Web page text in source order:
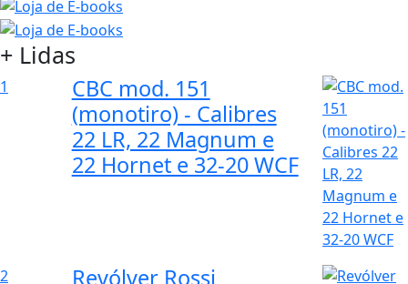
+ Lidas
1
CBC mod. 151
(monotiro) - Calibres
22 LR, 22 Magnum e
22 Hornet e 32-20 WCF
2
Revólver Rossi